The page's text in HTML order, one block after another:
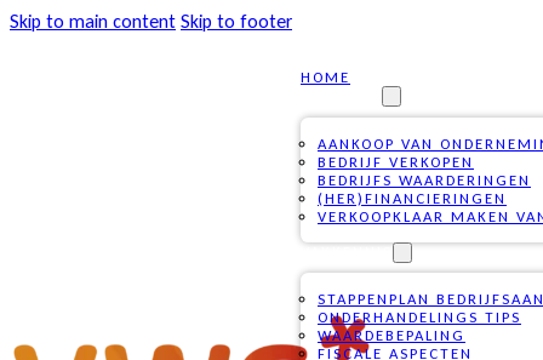
Skip to main content Skip to footer
HOME
AANKOOP VAN
BEDRIJF VERKOPEN
BEDRIJFS WAARDERINGEN
(HER)FINANCIERINGEN
VERKOOPKLAAR MAKEN
STAPPENPLAN
ONDERHANDELINGS TIPS
WAARDEBEPALING
FISCALE ASPECTEN